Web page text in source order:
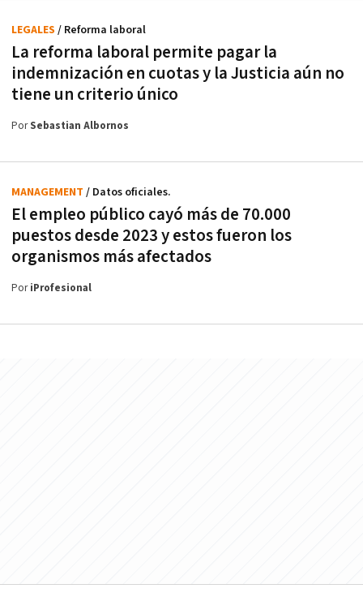
La reforma laboral permite pagar la
indemnización en cuotas y la Justicia aún no
tiene un criterio único
LEGALES / Reforma laboral
PorSebastian Albornos
El empleo público cayó más de 70.000
puestos desde 2023 y estos fueron los
organismos más afectados
MANAGEMENT / Datos oficiales.
PoriProfesional